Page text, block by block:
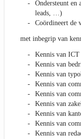
Ondersteunt en
leads, …)
Coördineert de
met inbegrip van
Kennis van ICT
Kennis van
Kennis van
Kennis van
Kennis van
Kennis van
Kennis van
Kennis van
Kennis van